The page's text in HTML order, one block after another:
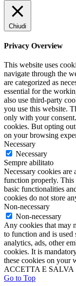
Chiudi
Privacy Overview
This website uses
navigate through the
are categorized as
essential for the
also use third-party
you use this website.
only with your
cookies. But opting
on your browsing
Necessary
Necessary
Sempre abilitato
Necessary cookies are
function properly. This
basic functionalities
cookies do not store
Non-necessary
Non-necessary
Any cookies that may
to function and is used
analytics, ads, other
cookies. It is
these cookies on your
ACCETTA E SALVA
Go to Top